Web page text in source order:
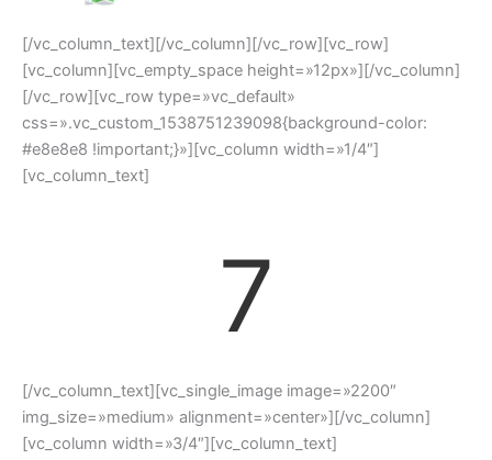
[/vc_column_text][/vc_column][/vc_row][vc_row]
[vc_column][vc_empty_space height=»12px»][/vc_column]
[/vc_row][vc_row type=»vc_default»
css=».vc_custom_1538751239098{background-color:
#e8e8e8 !important;}»][vc_column width=»1/4″]
[vc_column_text]
7
[/vc_column_text][vc_single_image image=»2200″
img_size=»medium» alignment=»center»][/vc_column]
[vc_column width=»3/4″][vc_column_text]